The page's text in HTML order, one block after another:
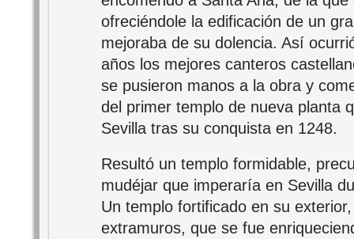
ofreciéndole la edificación de un
mejoraba de su dolencia. Así
años los mejores canteros
se pusieron manos a la obra y
del primer templo de nueva planta
Sevilla tras su conquista en 1248.
Resultó un templo formidable,
mudéjar que imperaría en Sevilla
Un templo fortificado en su
extramuros, que se fue